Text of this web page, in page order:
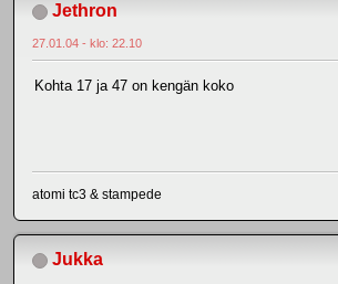
Jethron
27.01.04 - klo: 22.10
Kohta 17 ja 47 on kengän koko
atomi tc3 & stampede
Jukka